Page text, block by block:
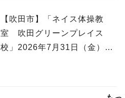
【吹田市】「ネイス体操教
室 吹田グリーンプレイス
校」2026年7月31日（金）オ